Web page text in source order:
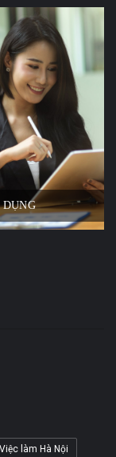
Việc làm Hà Nội